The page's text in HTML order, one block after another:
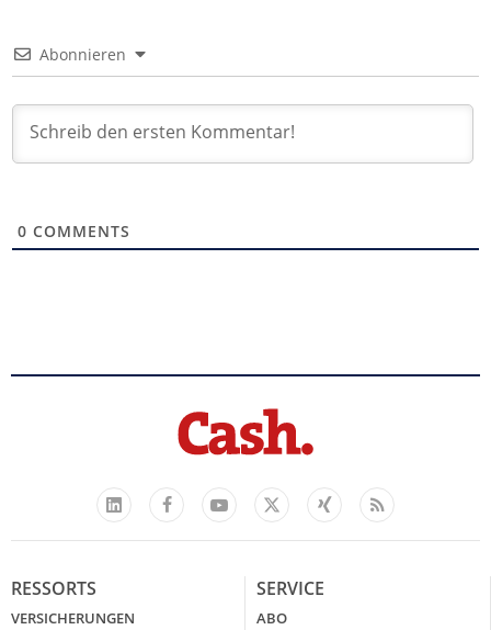
Abonnieren
0 COMMENTS
LinkedIn
FacebookYouTube
X
Xing Feed
RESSORTS
VERSICHERUNGEN
SERVICE
ABO